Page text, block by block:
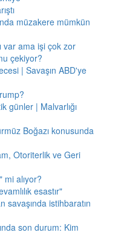
müzakere mümkün
var ama işi çok zor
çekiyor?
| Savaşın ABD'ye
günler | Malvarlığı
Boğazı konusunda
Otoriterlik ve Geri
alıyor?
esastır"
savaşında istihbaratın
son durum: Kim